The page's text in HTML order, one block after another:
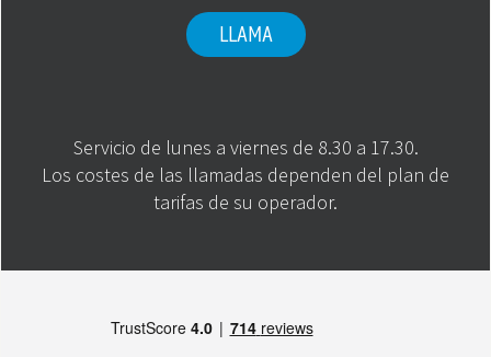
LLAMA
Servicio de lunes a viernes de 8.30 a 17.30.
Los costes de las llamadas dependen del plan de
tarifas de su operador.